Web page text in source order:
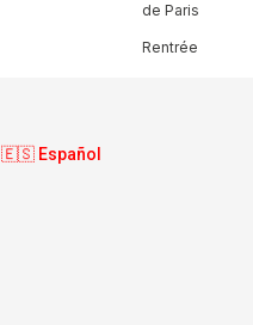
de Paris
Rentrée
🇪🇸 Español